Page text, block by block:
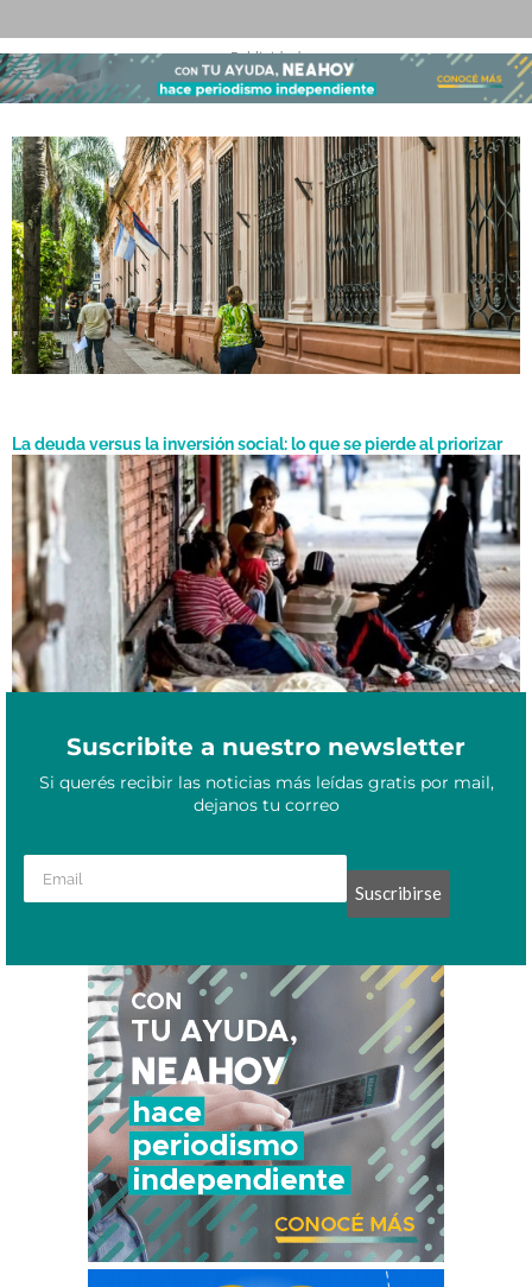
- Publicidad -
Presupuesto 2027 en Misiones: el Gobierno provincial envió el
proyecto a la Legislatura
Agosto 1, 2026
La deuda versus la inversión social: lo que se pierde al priorizar
intereses
Por Rubén Serruya
Agosto 22, 2025
Suscribite a nuestro newsletter
Si querés recibir las noticias más leídas gratis por mail,
dejanos tu correo
Suscribirse